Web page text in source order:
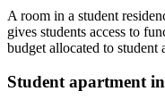
A room in a student
gives students access to
budget allocated to student
Student apartment